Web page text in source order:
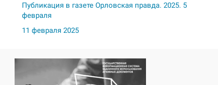
Публикация в газете Орловская правда. 2025. 5
февраля
11 февраля 2025